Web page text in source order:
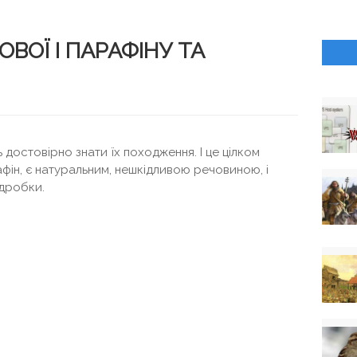
І ПАРАФІНУ ТА
знати їх походження. І це цілком
є натуральним, нешкідливою речовиною, і